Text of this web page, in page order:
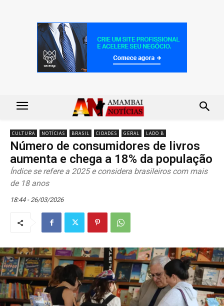
CULTURA NOTÍCIAS BRASIL CIDADES GERAL LADO B
Número de consumidores de livros
aumenta e chega a 18% da população
Índice se refere a 2025 e considera brasileiros com mais
de 18 anos
18:44 - 26/03/2026